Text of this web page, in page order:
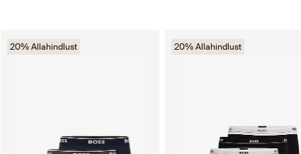
20% Allahindlust 20% Allahindlust